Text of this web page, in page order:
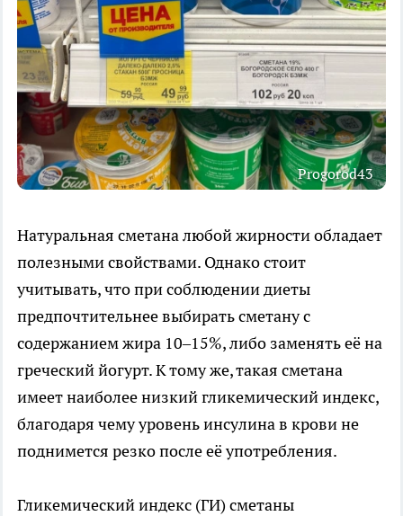
Progorod43
Натуральная сметана любой жирности обладает
полезными свойствами. Однако стоит
учитывать, что при соблюдении диеты
предпочтительнее выбирать сметану с
содержанием жира 10–15%, либо заменять её на
греческий йогурт. К тому же, такая сметана
имеет наиболее низкий гликемический индекс,
благодаря чему уровень инсулина в крови не
поднимется резко после её употребления.
Гликемический индекс (ГИ) сметаны